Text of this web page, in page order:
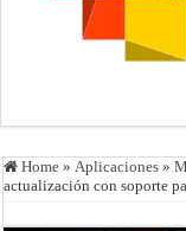
Home » Aplicaciones »
actualización con soporte